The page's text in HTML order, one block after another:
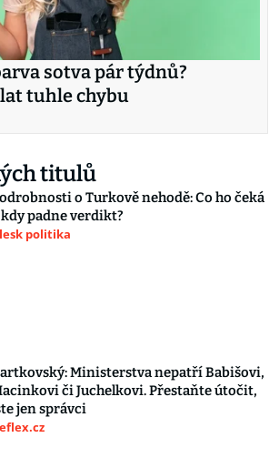
sotva pár týdnů?
tuhle chybu
titulů
o Turkově nehodě: Co ho čeká
kdy padne verdikt?
politika
Ministerstva nepatří Babišovi,
či Juchelkovi. Přestaňte útočit,
jen správci